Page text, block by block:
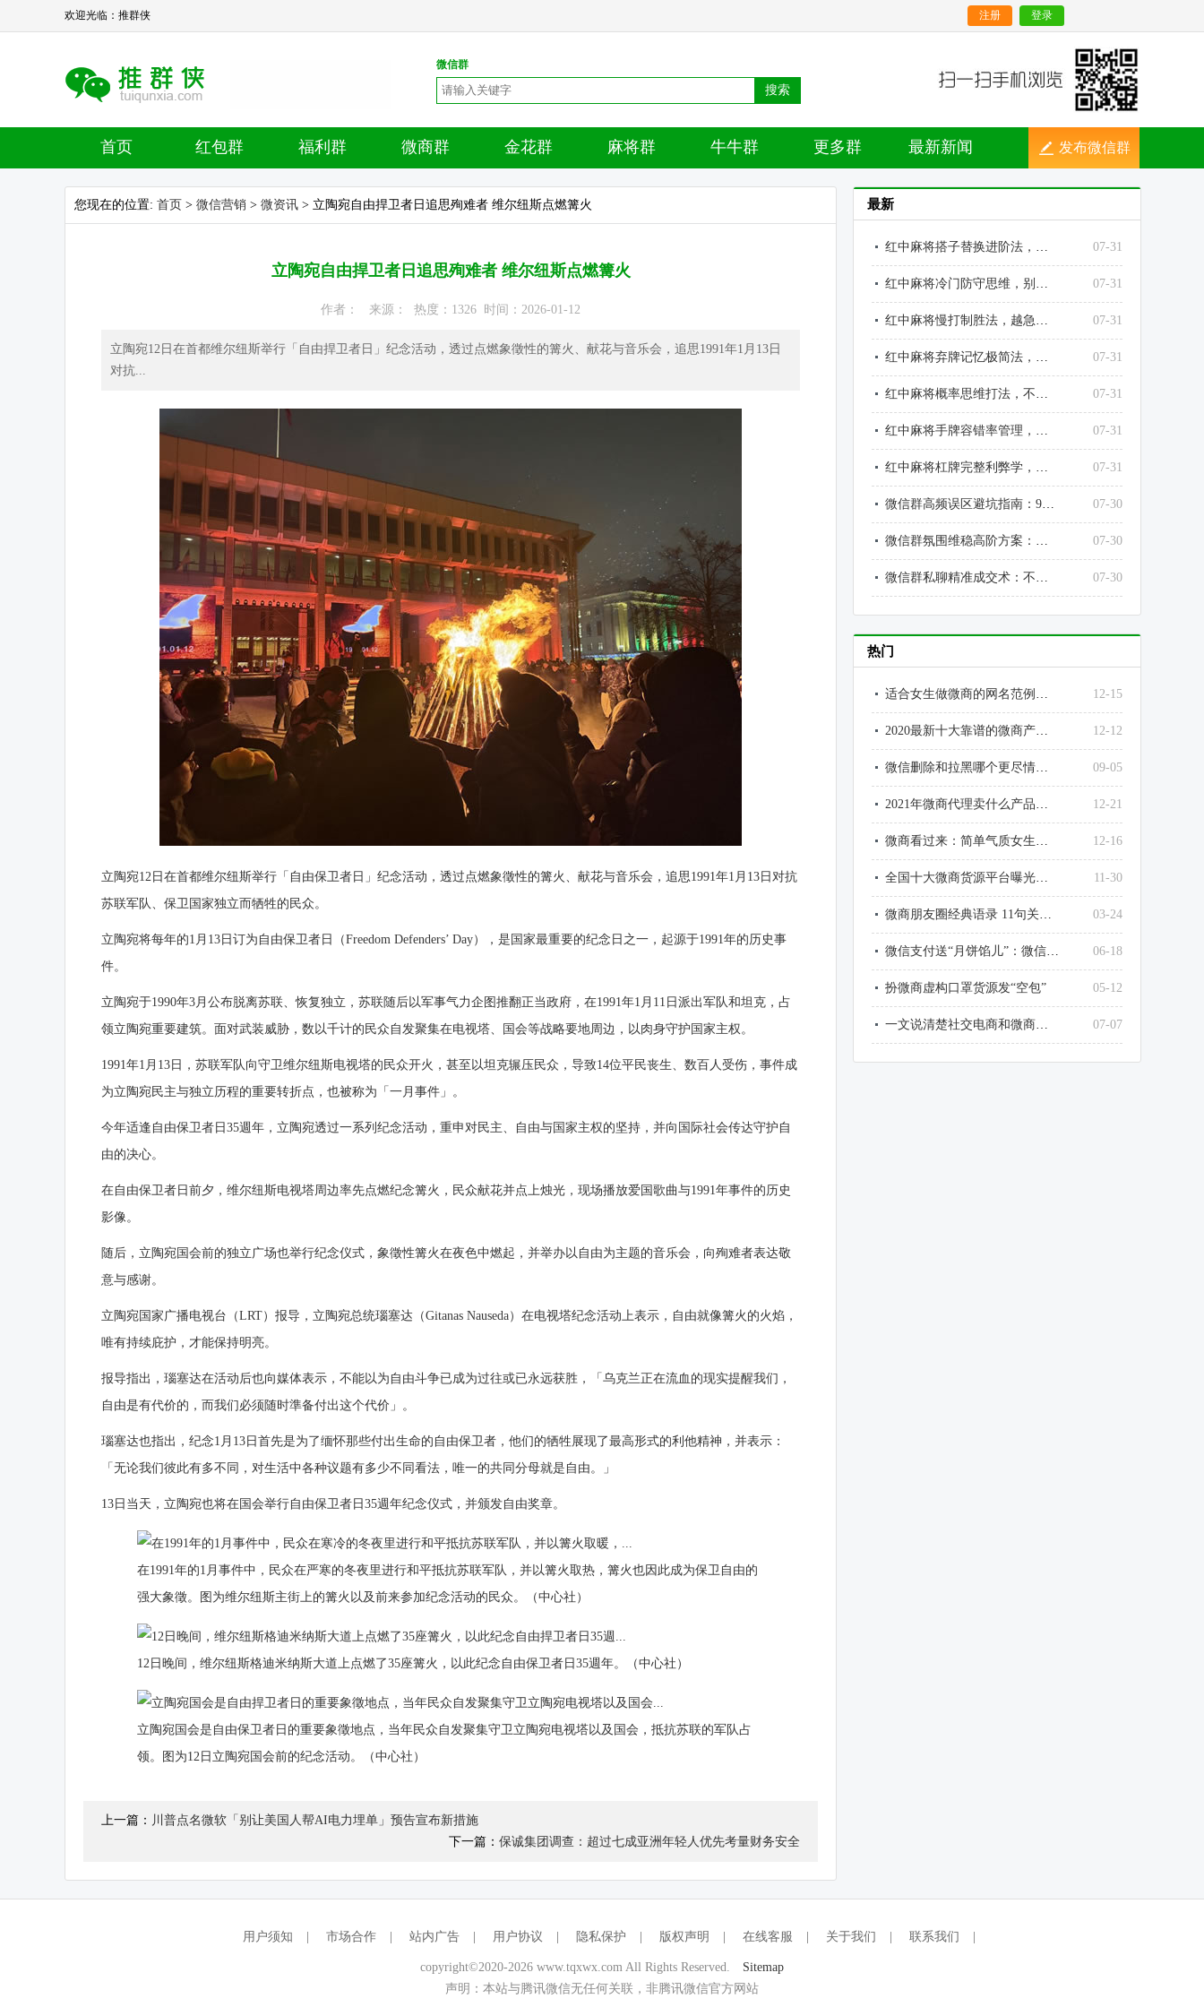
欢迎光临：推群侠 登录
注册
微信群
搜索
首页 红包群 福利群 微商群 金花群 麻将群 牛牛群 更多群 最新新闻 发布微信群
您现在的位置: 首页 > 微信营销 > 微资讯 > 立陶宛自由捍卫者日追思殉难者 维尔纽斯点燃篝火
立陶宛自由捍卫者日追思殉难者 维尔纽斯点燃篝火
作者： 来源： 热度：1326 时间：2026-01-12
立陶宛12日在首都维尔纽斯举行「自由捍卫者日」纪念活动，透过点燃象徵性的篝火、献花与音乐会，追思1991年1月13日
对抗...
立陶宛12日在首都维尔纽斯举行「自由保卫者日」纪念活动，透过点燃象徵性的篝火、献花与音乐会，追思1991年1月13日对抗
苏联军队、保卫国家独立而牺牲的民众。
立陶宛将每年的1月13日订为自由保卫者日（Freedom Defenders’ Day），是国家最重要的纪念日之一，起源于1991年的历史事
件。
立陶宛于1990年3月公布脱离苏联、恢复独立，苏联随后以军事气力企图推翻正当政府，在1991年1月11日派出军队和坦克，占
领立陶宛重要建筑。面对武装威胁，数以千计的民众自发聚集在电视塔、国会等战略要地周边，以肉身守护国家主权。
1991年1月13日，苏联军队向守卫维尔纽斯电视塔的民众开火，甚至以坦克辗压民众，导致14位平民丧生、数百人受伤，事件成
为立陶宛民主与独立历程的重要转折点，也被称为「一月事件」。
今年适逢自由保卫者日35週年，立陶宛透过一系列纪念活动，重申对民主、自由与国家主权的坚持，并向国际社会传达守护自
由的决心。
在自由保卫者日前夕，维尔纽斯电视塔周边率先点燃纪念篝火，民众献花并点上烛光，现场播放爱国歌曲与1991年事件的历史
影像。
随后，立陶宛国会前的独立广场也举行纪念仪式，象徵性篝火在夜色中燃起，并举办以自由为主题的音乐会，向殉难者表达敬
意与感谢。
立陶宛国家广播电视台（LRT）报导，立陶宛总统瑙塞达（Gitanas Nauseda）在电视塔纪念活动上表示，自由就像篝火的火焰，
唯有持续庇护，才能保持明亮。
报导指出，瑙塞达在活动后也向媒体表示，不能以为自由斗争已成为过往或已永远获胜，「 乌克兰正在流血的现实提醒我们，
自由是有代价的，而我们必须随时準备付出这个代价」。
瑙塞达也指出，纪念1月13日首先是为了缅怀那些付出生命的自由保卫者，他们的牺牲展现了最高形式的利他精神，并表示：
「无论我们彼此有多不同，对生活中各种议题有多少不同看法，唯一的共同分母就是自由。」
13日当天，立陶宛也将在国会举行自由保卫者日35週年纪念仪式，并颁发自由奖章。
在1991年的1月事件中，民众在严寒的冬夜里进行和平抵抗苏联军队，并以篝火取热，篝火也因此成为保卫自由的
强大象徵。图为维尔纽斯主街上的篝火以及前来参加纪念活动的民众。（中心社）
12日晚间，维尔纽斯格迪米纳斯大道上点燃了35座篝火，以此纪念自由保卫者日35週年。（中心社）
立陶宛国会是自由保卫者日的重要象徵地点，当年民众自发聚集守卫立陶宛电视塔以及国会，抵抗苏联的军队占
领。图为12日立陶宛国会前的纪念活动。（中心社）
上一篇： 川普点名微软「别让美国人帮AI电力埋单」预告宣布新措施
下一篇： 保诚集团调查：超过七成亚洲年轻人优先考量财务安全
最新
红中麻将搭子替换进阶法，越换越顺、越调越稳 07-31
红中麻将冷门防守思维，别人不防的点，就是你的输点 07-31
红中麻将慢打制胜法，越急躁越输、越沉稳越赢 07-31
红中麻将弃牌记忆极简法，不用死记也能精准读牌 07-31
红中麻将概率思维打法，不靠运气靠数理赢牌 07-31
红中麻将手牌容错率管理，高手永远给自己留退路 07-31
红中麻将杠牌完整利弊学，不乱杠、不瞎丢、不送炮、不送分 07-31
微信群高频误区避坑指南：90%运营都在犯的致命错误，彻底止损翻盘 07-30
微信群氛围维稳高阶方案：不尬聊、不灌水、不冷群，打造高价值优质社群 07-30
微信群私聊精准成交术：不骚扰、不扰民、不反感，私聊转化率提升3倍 07-30
热门
适合女生做微商的网名范例大全 12-15
2020最新十大靠谱的微商产品排行榜 12-12
微信删除和拉黑哪个更尽情？为什么？微信拉黑和删除好友的区别 09-05
2021年微商代理卖什么产品最赚钱？ 12-21
微商看过来：简单气质女生微信网名大全 12-16
全国十大微商货源平台曝光了，最大的竟然是它 11-30
微商朋友圈经典语录 11句关于微商的经典句子 03-24
微信支付送“月饼馅儿”：微信这样提现，不用1毛钱手续费 06-18
扮微商虚构口罩货源发“空包” 05-12
一文说清楚社交电商和微商和传销的区别 07-07
用户须知 市场合作 站内广告 用户协议 隐私保护 版权声明 在线客服 关于我们 联系我们
copyright©2020-2026 www.tqxwx.com All Rights Reserved. Sitemap
声明：本站与腾讯微信无任何关联，非腾讯微信官方网站